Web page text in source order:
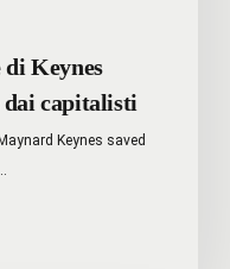
di Keynes
capitalisti
Keynes saved